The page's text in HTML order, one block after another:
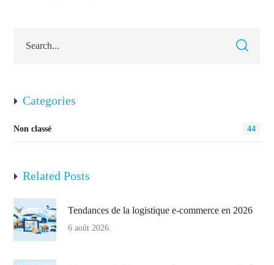
Categories
Non classé 44
Related Posts
Tendances de la logistique e-commerce en 2026
6 août 2026